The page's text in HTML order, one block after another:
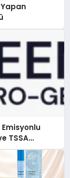
Emisyonlu
TSSA